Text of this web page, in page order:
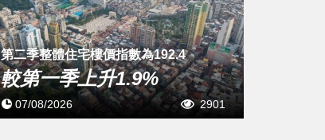
第二季整體住宅樓價指數為192.4
較第一季上升1.9%
07/08/2026 2901